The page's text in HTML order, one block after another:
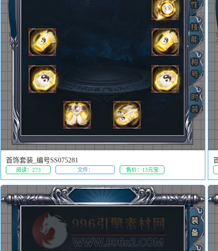
首饰套装_编号SS075281
阅读：273 文件： 售价：13元宝